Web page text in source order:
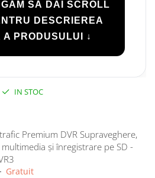
SĂ DAI SCROLL
DESCRIEREA
A PRODUSULUI ↓
IN STOC
Premium DVR Supraveghere,
și înregistrare pe SD -
Gratuit